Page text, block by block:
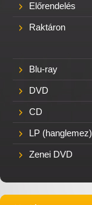
Előrendelés
Raktáron
Blu-ray
DVD
CD
LP (hanglemez)
Zenei DVD